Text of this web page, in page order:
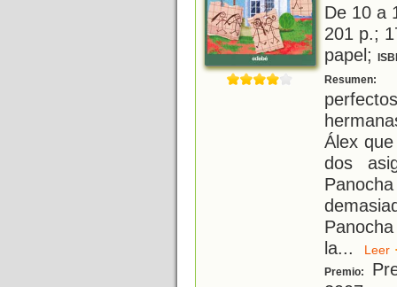
De 10 a
201 p.;
papel;
Resumen:
Álex
dos
la...
Premio: